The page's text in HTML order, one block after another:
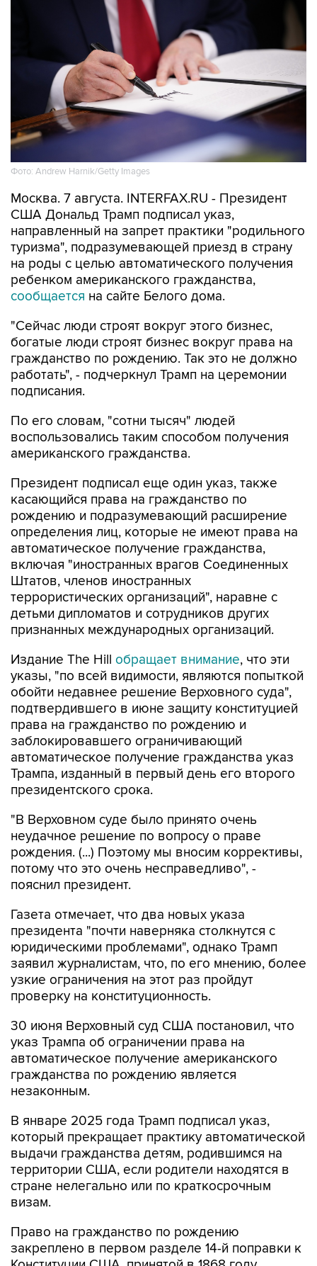
Фото: Andrew Harnik/Getty Images
Москва. 7 августа. INTERFAX.RU - Президент
США Дональд Трамп подписал указ,
направленный на запрет практики "родильного
туризма", подразумевающей приезд в страну
на роды с целью автоматического получения
ребенком американского гражданства,
сообщается на сайте Белого дома.
"Сейчас люди строят вокруг этого бизнес,
богатые люди строят бизнес вокруг права на
гражданство по рождению. Так это не должно
работать", - подчеркнул Трамп на церемонии
подписания.
По его словам, "сотни тысяч" людей
воспользовались таким способом получения
американского гражданства.
Президент подписал еще один указ, также
касающийся права на гражданство по
рождению и подразумевающий расширение
определения лиц, которые не имеют права на
автоматическое получение гражданства,
включая "иностранных врагов Соединенных
Штатов, членов иностранных
террористических организаций", наравне с
детьми дипломатов и сотрудников других
признанных международных организаций.
Издание The Hill обращает внимание, что эти
указы, "по всей видимости, являются попыткой
обойти недавнее решение Верховного суда",
подтвердившего в июне защиту конституцией
права на гражданство по рождению и
заблокировавшего ограничивающий
автоматическое получение гражданства указ
Трампа, изданный в первый день его второго
президентского срока.
"В Верховном суде было принято очень
неудачное решение по вопросу о праве
рождения. (...) Поэтому мы вносим коррективы,
потому что это очень несправедливо", -
пояснил президент.
Газета отмечает, что два новых указа
президента "почти наверняка столкнутся с
юридическими проблемами", однако Трамп
заявил журналистам, что, по его мнению, более
узкие ограничения на этот раз пройдут
проверку на конституционность.
30 июня Верховный суд США постановил, что
указ Трампа об ограничении права на
автоматическое получение американского
гражданства по рождению является
незаконным.
В январе 2025 года Трамп подписал указ,
который прекращает практику автоматической
выдачи гражданства детям, родившимся на
территории США, если родители находятся в
стране нелегально или по краткосрочным
визам.
Право на гражданство по рождению
закреплено в первом разделе 14-й поправки к